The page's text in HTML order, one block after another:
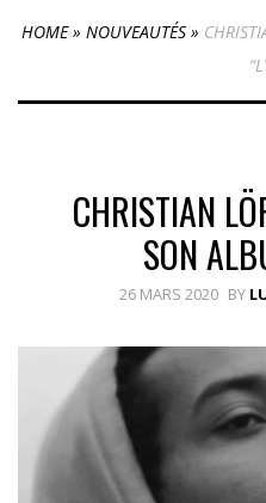
HOME» NOUVEAUTÉS »
CHRISTIAN
SON
26 MARS 2020 BY